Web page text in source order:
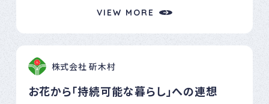
飛騨高山の観光入込み状況及び課題に関する話題提供
ク＆森林浴体験ツアーなど）についてお話しをさせていた
すが、オンライン参加された方々の様々な活動の参考に
VIEW MORE
株式会社 斫木村
お花から「持続可能な暮らし」への連想